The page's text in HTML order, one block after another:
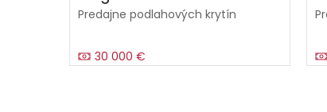
Predajne podlahových krytín
30 000 €